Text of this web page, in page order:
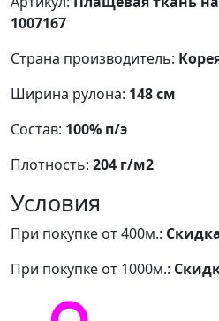
1007167
Страна производитель:
Ширина рулона: 148 см
Состав: 100% п/э
Плотность: 204 г/м2
Условия
При покупке от 400м.:
При покупке от 1000м.: